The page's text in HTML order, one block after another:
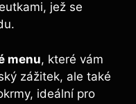
jež se
menu,‌ které vám
zážitek, ale také
ideální​ pro